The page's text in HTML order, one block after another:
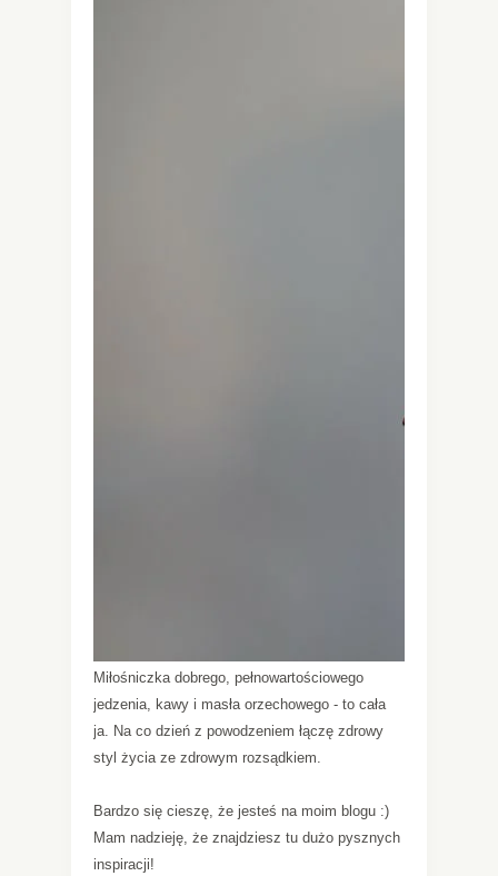
Miłośniczka dobrego, pełnowartościowego
jedzenia, kawy i masła orzechowego - to cała
ja. Na co dzień z powodzeniem łączę zdrowy
styl życia ze zdrowym rozsądkiem.
Bardzo się cieszę, że jesteś na moim blogu :)
Mam nadzieję, że znajdziesz tu dużo pysznych
inspiracji!